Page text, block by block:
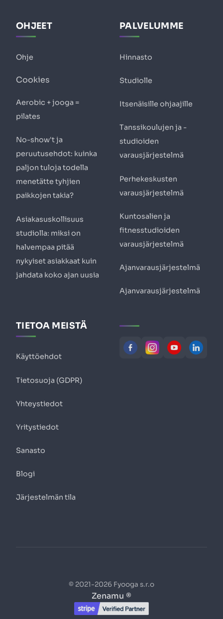
OHJEET
Ohje
Cookies
Aerobic + jooga =
pilates
No-show't ja
peruutusehdot: kuinka
paljon tuloja todella
menetätte tyhjien
paikkojen takia?
Asiakasuskollisuus
studiolla: miksi on
halvempaa pitää
nykyiset asiakkaat kuin
jahdata koko ajan uusia
PALVELUMME
Hinnasto
Studiolle
Itsenäisille ohjaajille
Tanssikoulujen ja -
studioiden
varausjärjestelmä
Perhekeskusten
varausjärjestelmä
Kuntosalien ja
fitnesstudioiden
varausjärjestelmä
Ajanvarausjärjestelmä
Ajanvarausjärjestelmä
TIETOA MEISTÄ
Käyttöehdot
Tietosuoja (GDPR)
Yhteystiedot
Yritystiedot
Sanasto
Blogi
Järjestelmän tila
© 2021-2026 Fyooga s.r.o
Zenamu ®